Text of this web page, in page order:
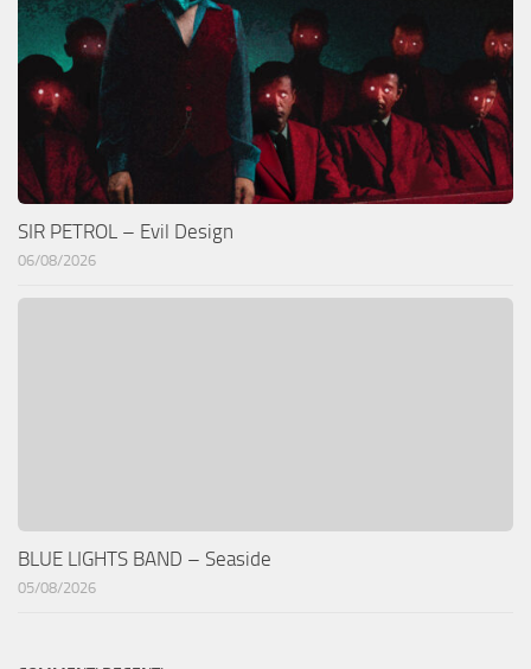
SIR PETROL – Evil Design
06/08/2026
BLUE LIGHTS BAND – Seaside
05/08/2026